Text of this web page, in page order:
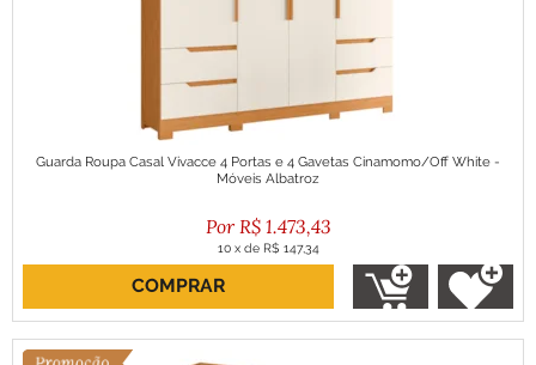
Guarda Roupa Casal Vivacce 4 Portas e 4 Gavetas Cinamomo/Off White -
Móveis Albatroz
R$ 1.473,43
10 x de R$ 147,34
ou R$ 1.326,09 no boleto
COMPRAR